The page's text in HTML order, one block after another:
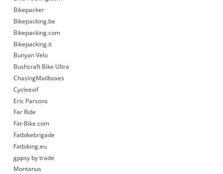
Bikepacker
Bikepacking.be
Bikepacking.com
Bikepacking.it
Bunyan Velo
Bushcraft Bike Ultra
ChasingMailboxes
Cycleexif
Eric Parsons
Far Ride
Fat-Bike.com
Fatbikebrigade
Fatbiking.eu
gppsy by trade
Montanus